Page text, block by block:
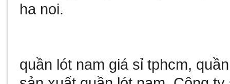
ha noi.
quần lót nam giá sỉ tphcm,